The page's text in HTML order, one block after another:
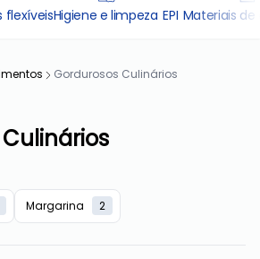
flexíveisHigiene e limpeza EPI Materiais de
Gordurosos Culinários
Margarina 2